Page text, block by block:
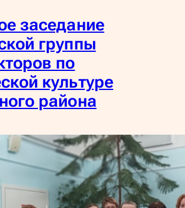
заседание
группы
по
культуре
района